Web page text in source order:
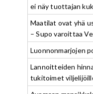
ei näy tuottajan
Maatilat ovat yhä
– Supo varoittaa
Luonnonmarjojen
Lannoitteiden
tukitoimet